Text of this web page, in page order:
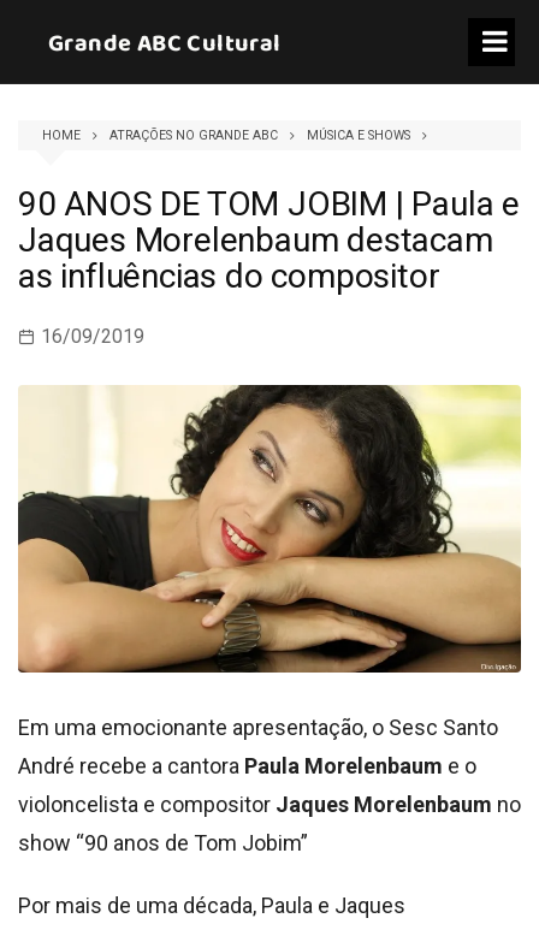
content
Grande ABC Cultural
HOME ATRAÇÕES NO GRANDE ABC MÚSICA E SHOWS
90 ANOS DE TOM JOBIM | Paula e
Jaques Morelenbaum destacam
as influências do compositor
16/09/2019
Em uma emocionante apresentação, o Sesc Santo
André recebe a cantora Paula Morelenbaum e o
violoncelista e compositor Jaques Morelenbaum no
show “90 anos de Tom Jobim”
Por mais de uma década, Paula e Jaques